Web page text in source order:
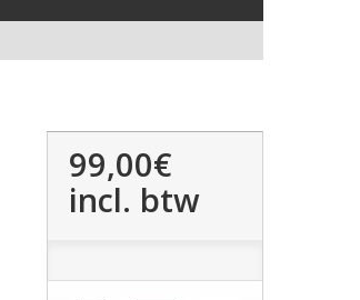
99,00€
incl. btw